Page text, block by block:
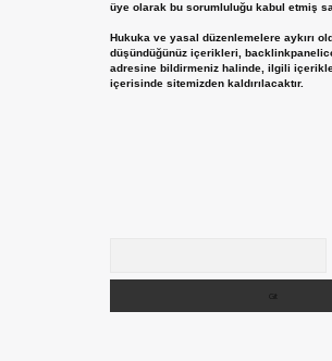
üye olarak bu sorumluluğu kabul etmiş
Hukuka ve yasal düzenlemelere aykırı
düşündüğünüz içerikleri,
adresine bildirmeniz halinde, ilgili
içerisinde sitemizden kaldırılacaktır.